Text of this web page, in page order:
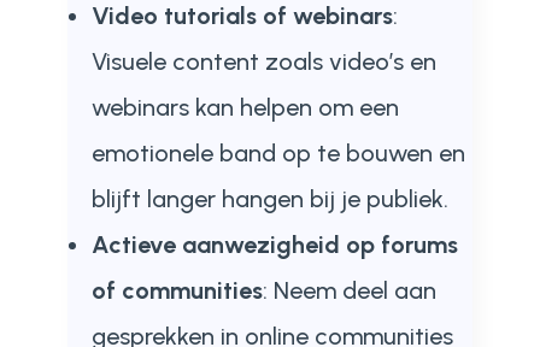
Video tutorials of webinars:
Visuele content zoals video’s en
webinars kan helpen om een
emotionele band op te bouwen en
blijft langer hangen bij je publiek.
Actieve aanwezigheid op forums
of communities: Neem deel aan
gesprekken in online communities